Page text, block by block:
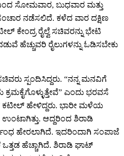
ಸೋಮವಾರ, ಬುಧವಾರ ಮತ್ತು
ನಡೆಸಲಿದೆ. ಕಳೆದ ವಾರ ದಕ್ಷಿಣ
ಕೇಂದ್ರ ರೈಲ್ವೆ ಸಚಿವರನ್ನು ಭೇಟಿ
ಹೆಚ್ಚುವರಿ ರೈಲುಗಳನ್ನು ಓಡಿಸಬೇಕು
ಸ್ಪಂದಿಸಿದ್ದರು. “ನನ್ನ ಮನವಿಗೆ
ಕ್ರಮಕೈಗೊಳ್ಳುತ್ತೇವೆ” ಎಂದು ಭರವಸೆ
ಕಟೀಲ್ ಹೇಳಿದ್ದರು. ಭಾರೀ ಮಳೆಯ
ಉಂಟಾಗಿತ್ತು. ಆದ್ದರಿಂದ ಶಿರಾಡಿ
ಹೇರಲಾಗಿದೆ. ಇದರಿಂದಾಗಿ ಸಂಪಾಜೆ
ಒತ್ತಡ ಹೆಚ್ಚಾಗಿದೆ. ಶಿರಾಡಿ ಘಾಟ್